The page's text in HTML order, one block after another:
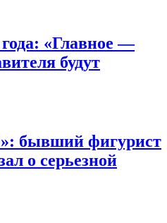
«Главное —
будут
бывший фигурист
о серьезной